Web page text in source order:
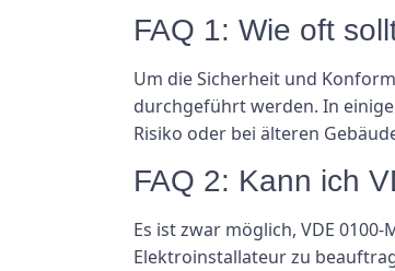
FAQ 1: Wie oft
Um die Sicherheit und
durchgeführt werden. In
Risiko oder bei älteren
FAQ 2: Kann ich
Es ist zwar möglich, VDE
Elektroinstallateur zu